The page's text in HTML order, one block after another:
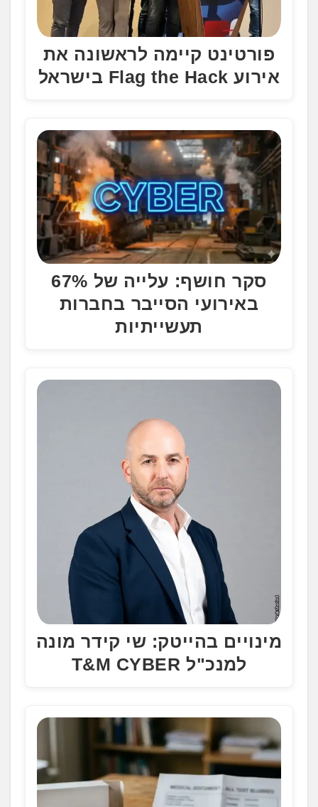
פורטינט קיימה לראשונה את
אירוע Flag the Hack בישראל
סקר חושף: עלייה של 67%
באירועי הסייבר בחברות
תעשייתיות
מינויים בהייטק: שי קידר מונה
למנכ"ל T&M CYBER